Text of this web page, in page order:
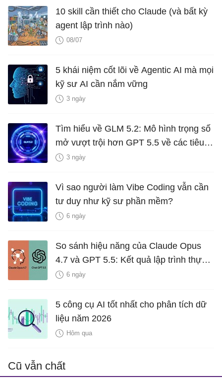
10 skill cần thiết cho Claude (và bất kỳ
agent lập trình nào)
08/07
5 khái niệm cốt lõi về Agentic AI mà mọi
kỹ sư AI cần nắm vững
3 ngày
Tìm hiểu về GLM 5.2: Mô hình trọng số
mở vượt trội hơn GPT 5.5 về các tiêu
chuẩn thiết kế và lập trình
3 ngày
Vì sao người làm Vibe Coding vẫn cần
tư duy như kỹ sư phần mềm?
6 ngày
So sánh hiệu năng của Claude Opus
4.7 và GPT 5.5: Kết quả lập trình thực
tế ra sao?
6 ngày
5 công cụ AI tốt nhất cho phân tích dữ
liệu năm 2026
Hôm qua
Cũ vẫn chất